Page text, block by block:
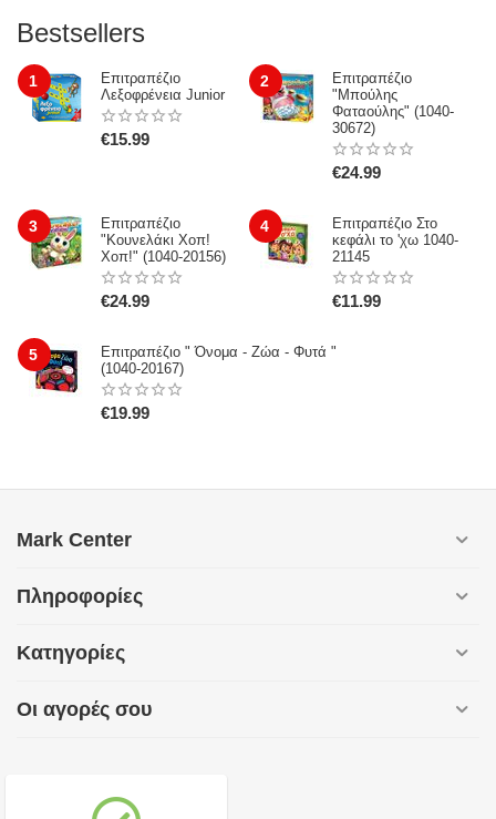
Bestsellers
1
Επιτραπέζιο
Λεξοφρένεια Junior
€15.99
2
Επιτραπέζιο
"Μπούλης
Φαταούλης" (1040-
30672)
€24.99
3
Επιτραπέζιο
"Κουνελάκι Χοπ!
Χοπ!" (1040-20156)
€24.99
4
Επιτραπέζιο Στο
κεφάλι το 'χω 1040-
21145
€11.99
5
Επιτραπέζιο " Όνομα - Ζώα - Φυτά "
(1040-20167)
€19.99
Mark Center
Πληροφορίες
Κατηγορίες
Οι αγορές σου